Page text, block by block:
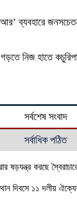
ব্যবহারে
নিজ হাতে
সর্বশেষ সংবাদ
সর্বাধিক পঠিত
ষড়যন্ত্র করছে
দিবসে ১১ দলীয়